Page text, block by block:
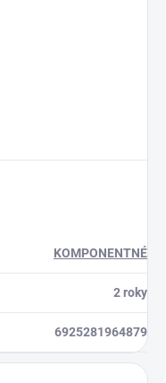
KOMPONENTNÉ
2 roky
6925281964879